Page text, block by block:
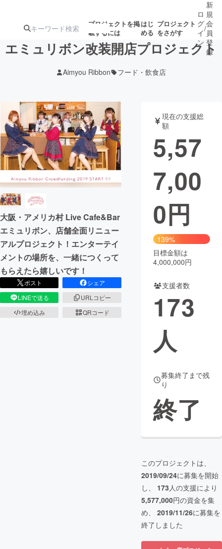
プロジェクトを掲
載するには
はじ
める
プロジェクト
をさがす
アート・写真
テクノロジー・ガジェット ゲーム・サ
映像・映画 書籍・雑誌
ビジネス・起業 チャレンジ
まちづくり・地域活性化
CAMPFIRE for Social Good
CAMPFIREふるさと納税machi-ya コミュニティ
ロ
グ
イ
ン
/
新
規
会
員
登
録
エミュリボン改装開店プロジェクト
Aimyou Ribbon フード・飲食店
大阪・アメリカ村 Live Cafe&Bar
エミュリボン、店舗全面リニュー
アルプロジェクト！エンターテイ
メントの場所を、一緒につくって
もらえたら嬉しいです！
ポスト
シェア
LINEで送る
URLコピー
埋め込み
QRコード
現在の支援総
額
5,57
7,00
0円
139%
目標金額は
4,000,000円
支援者数
173
人
募集終了まで残
り
終了
このプロジェクトは、
2019/09/24に募集を開始
し、 173人の支援により
5,577,000円の資金を集
め、 2019/11/26に募集を
終了しました